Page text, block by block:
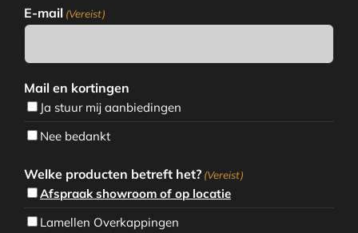
E-mail (Vereist)
Mail en kortingen
Ja stuur mij aanbiedingen
Nee bedankt
Welke producten betreft het? (Vereist)
Afspraak showroom of op locatie
Lamellen Overkappingen